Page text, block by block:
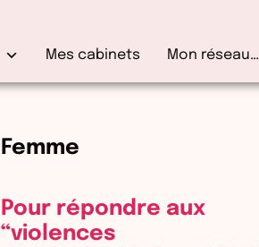
Mes cabinets Mon réseau…
Femme
Pour répondre aux
“violences